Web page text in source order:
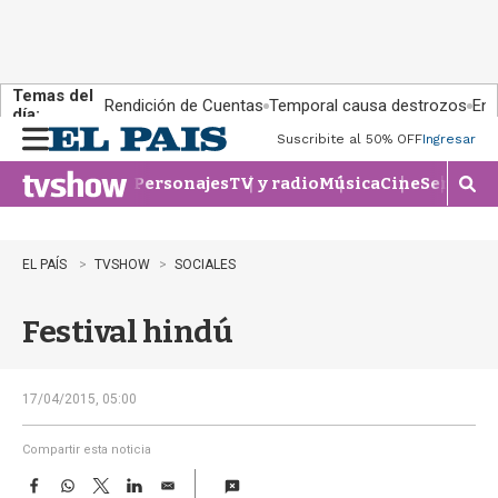
Temas del
día:
Rendición de Cuentas Temporal causa destrozos En
n
u
Suscribite al 50% OFFIngresar
PersonajesTV y radioMúsicaCineSeries
M
o
EL PAÍS TVSHOW SOCIALES
Festival hindú
17/04/2015, 05:00
Compartir esta noticia
F
W
T
L
E